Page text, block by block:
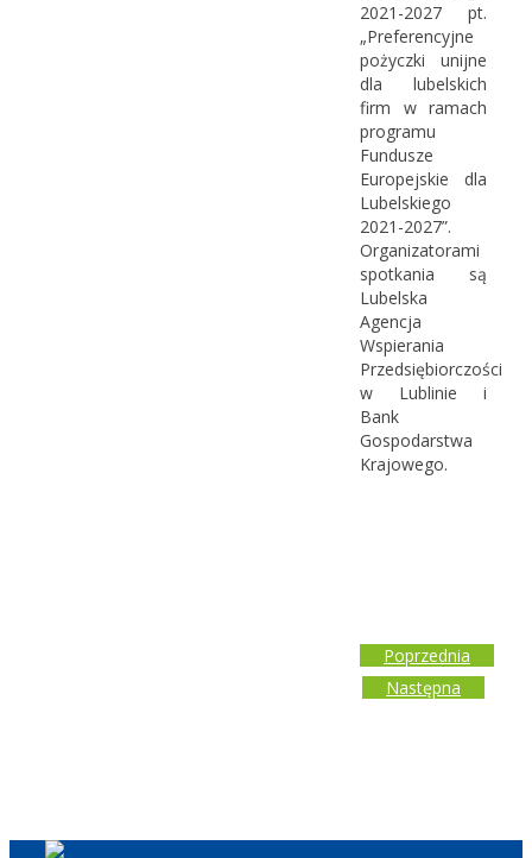
2021-2027 pt.
„Preferencyjne
pożyczki unijne
dla lubelskich
firm w ramach
programu
Fundusze
Europejskie dla
Lubelskiego
2021-2027”.
Organizatorami
spotkania są
Lubelska
Agencja
Wspierania
Przedsiębiorczości
w Lublinie i
Bank
Gospodarstwa
Krajowego.
Poprzednia
Następna